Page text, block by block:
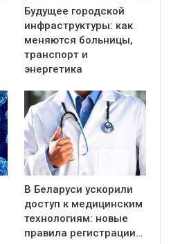
Будущее городской
инфраструктуры: как
меняются больницы,
транспорт и
энергетика
В Беларуси ускорили
доступ к медицинским
технологиям: новые
правила регистрации…